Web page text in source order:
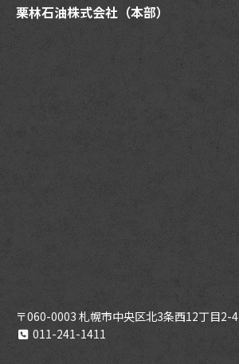
栗林石油株式会社（本部）
〒060-0003 札幌市中央区北3条西12丁目2-4
011-241-1411